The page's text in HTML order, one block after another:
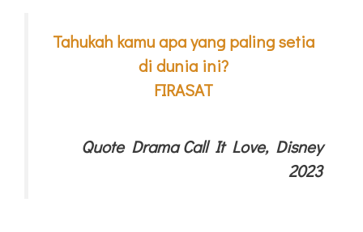
Tahukah kamu apa yang paling setia
di dunia ini?
FIRASAT
Quote Drama Call It Love, Disney
2023